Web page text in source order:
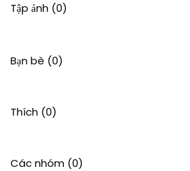
Tập ảnh (0)
Bạn bè (0)
Thích (0)
Các nhóm (0)